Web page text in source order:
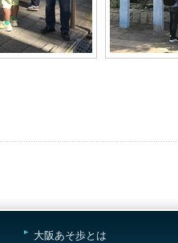
大阪あそ歩とは